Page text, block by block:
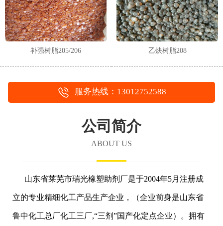
补强树脂205/206 乙炔树脂208
服务热线：13012752588
公司简介
ABOUT US
山东省莱芜市瑞光橡塑助剂厂是于2004年5月注册成
立的专业精细化工产品生产企业，（企业前身是山东省
鲁中化工总厂化工三厂,“三剂”国产化定点企业）。拥有